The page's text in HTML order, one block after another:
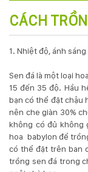
VỤ
KỸ
THUẬT
TRỒNG
CÁCH
1. Nhiệt độ, ánh sáng
Sen đá là một loại
15 đến 35 độ. Hầu
bạn có thể đặt chậu
nên che giàn 30%
không có đủ không
hoa babylon để
có thể đặt trên ban
trồng sen đá trong